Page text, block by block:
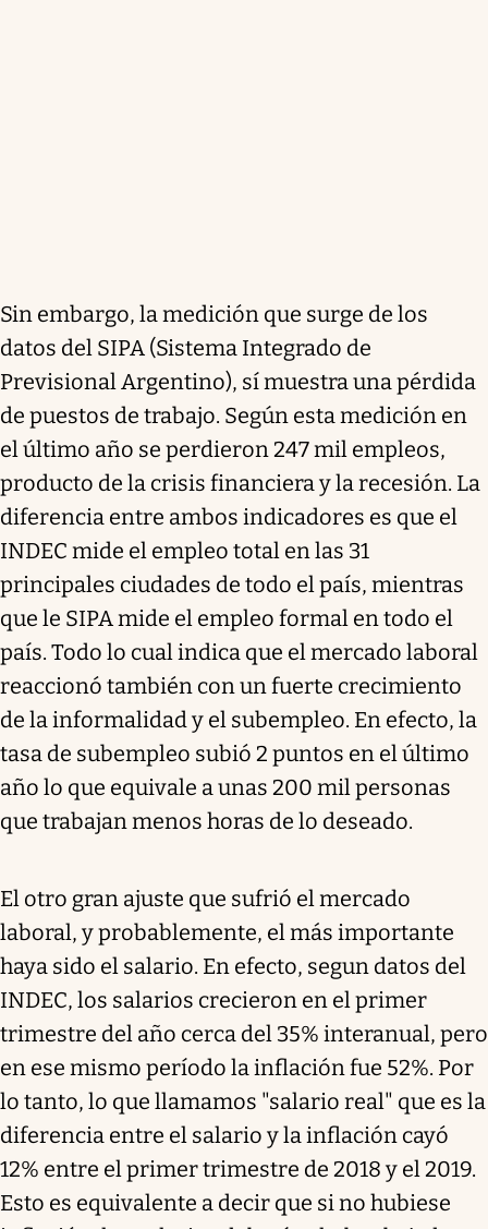
Sin embargo, la medición que surge de los
datos del SIPA (Sistema Integrado de
Previsional Argentino), sí muestra una pérdida
de puestos de trabajo. Según esta medición en
el último año se perdieron 247 mil empleos,
producto de la crisis financiera y la recesión. La
diferencia entre ambos indicadores es que el
INDEC mide el empleo total en las 31
principales ciudades de todo el país, mientras
que le SIPA mide el empleo formal en todo el
país. Todo lo cual indica que el mercado laboral
reaccionó también con un fuerte crecimiento
de la informalidad y el subempleo. En efecto, la
tasa de subempleo subió 2 puntos en el último
año lo que equivale a unas 200 mil personas
que trabajan menos horas de lo deseado.
El otro gran ajuste que sufrió el mercado
laboral, y probablemente, el más importante
haya sido el salario. En efecto, segun datos del
INDEC, los salarios crecieron en el primer
trimestre del año cerca del 35% interanual, pero
en ese mismo período la inflación fue 52%. Por
lo tanto, lo que llamamos "salario real" que es la
diferencia entre el salario y la inflación cayó
12% entre el primer trimestre de 2018 y el 2019.
Esto es equivalente a decir que si no hubiese